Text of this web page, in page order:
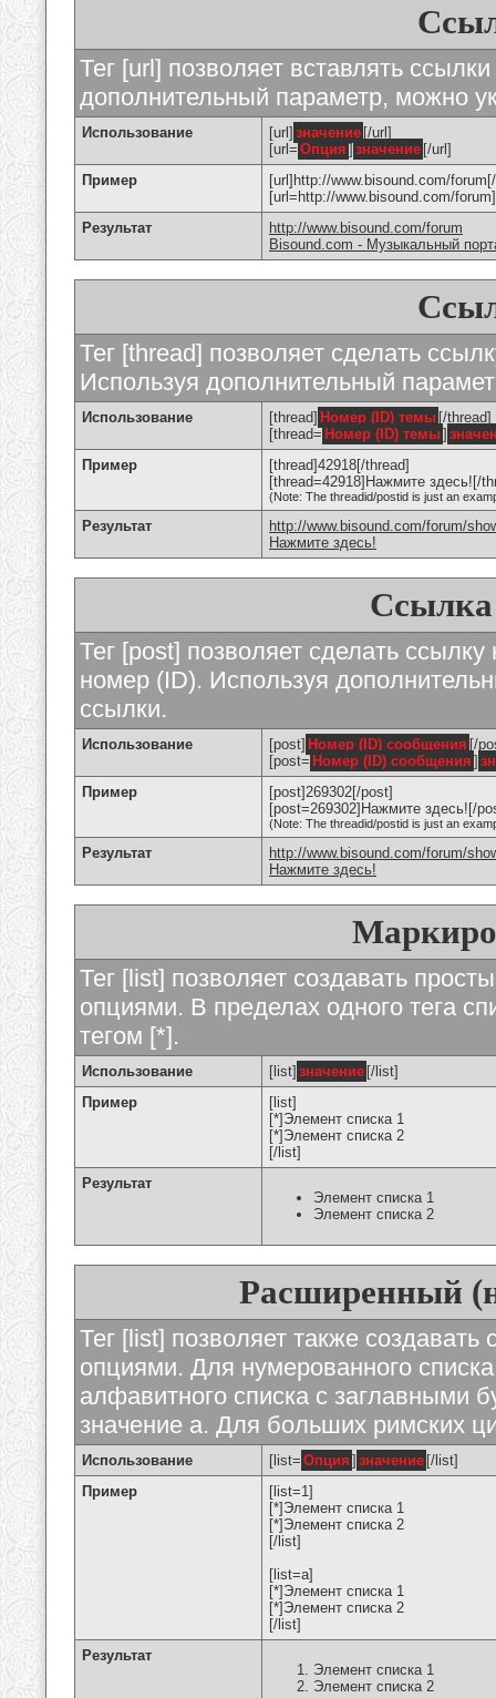
Тег [url] позволяет вставлять
дополнительный параметр, можно
Использование [url] значение [/url]
[url= Опция ] значение [/url]
Пример
[url]http://www.bisound.com/
[url=http://www.bisound.com/
Результат
http://www.bisound.com/forum
Bisound.com - Музыкальный
Тег [thread] позволяет сделать
Используя дополнительный
Использование [thread] Номер (ID) темы [/thread]
[thread= Номер (ID) темы]
Пример
[thread]42918[/thread]
[thread=42918]Нажмите здесь![/
(Note: The threadid/postid is just an
Результат
http://www.bisound.com/forum/
Нажмите здесь!
Ссылка
Тег [post] позволяет сделать
номер (ID). Используя
ссылки.
Использование [post] Номер (ID) сообщения [/
[post= Номер (ID) сообщения ]
Пример
[post]269302[/post]
[post=269302]Нажмите здесь![/
(Note: The threadid/postid is just an
Результат
http://www.bisound.com/forum/
Нажмите здесь!
Тег [list] позволяет создавать
опциями. В пределах одного тега
тегом [*].
Использование [list] значение [/list]
Пример
[list]
[*]Элемент списка 1
[*]Элемент списка 2
[/list]
Результат
Элемент списка 1
Элемент списка 2
Расширенный
Тег [list] позволяет также
опциями. Для нумерованного
алфавитного списка с заглавными
значение а. Для больших римских
Использование [list= Опция ] значение [/list]
Пример
[list=1]
[*]Элемент списка 1
[*]Элемент списка 2
[/list]
[list=a]
[*]Элемент списка 1
[*]Элемент списка 2
[/list]
Результат
Элемент списка 1
Элемент списка 2